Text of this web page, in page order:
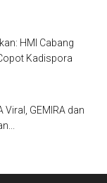
HMI Cabang
Kadispora
Viral, GEMIRA dan